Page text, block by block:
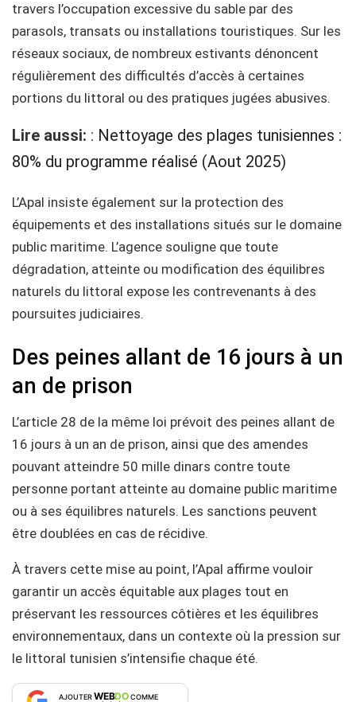
travers l’occupation excessive du sable par des
parasols, transats ou installations touristiques. Sur les
réseaux sociaux, de nombreux estivants dénoncent
régulièrement des difficultés d’accès à certaines
portions du littoral ou des pratiques jugées abusives.
Lire aussi: : Nettoyage des plages tunisiennes :
80% du programme réalisé (Aout 2025)
L’Apal insiste également sur la protection des
équipements et des installations situés sur le domaine
public maritime. L’agence souligne que toute
dégradation, atteinte ou modification des équilibres
naturels du littoral expose les contrevenants à des
poursuites judiciaires.
Des peines allant de 16 jours à un
an de prison
L’article 28 de la même loi prévoit des peines allant de
16 jours à un an de prison, ainsi que des amendes
pouvant atteindre 50 mille dinars contre toute
personne portant atteinte au domaine public maritime
ou à ses équilibres naturels. Les sanctions peuvent
être doublées en cas de récidive.
À travers cette mise au point, l’Apal affirme vouloir
garantir un accès équitable aux plages tout en
préservant les ressources côtières et les équilibres
environnementaux, dans un contexte où la pression sur
le littoral tunisien s’intensifie chaque été.
AJOUTERWEBDOCOMME